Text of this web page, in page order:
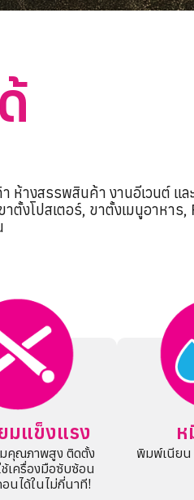
ห้างสรรพสินค้า งานอีเวนต์ แ
งโปสเตอร์, ขาตั้งเมนูอาหาร,
มแข็งแรง
คุณภาพสูง ติดตั้ง
ช้เครื่องมือซับซ้อน
นได้ในไม่กี่นาที!
พิมพ์เนียน